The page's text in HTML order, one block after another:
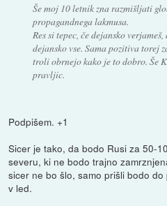
Še moj 10 letnik zna razmišljati
propagandnega lakmusa.
Res si tepec, če dejansko
dejansko vse. Sama pozitiva torej
troli obrnejo kako je to dobro. Še
pravljic.
Podpišem. +1
Sicer je tako, da bodo Rusi za 50-
severu, ki ne bodo trajno
sicer ne bo šlo, samo prišli bodo
v led.